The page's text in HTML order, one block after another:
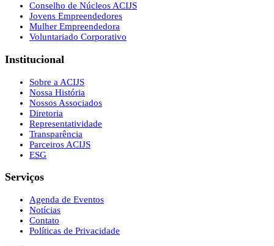
Conselho de Núcleos ACIJS
Jovens Empreendedores
Mulher Empreendedora
Voluntariado Corporativo
Institucional
Sobre a ACIJS
Nossa História
Nossos Associados
Diretoria
Representatividade
Transparência
Parceiros ACIJS
ESG
Serviços
Agenda de Eventos
Notícias
Contato
Políticas de Privacidade